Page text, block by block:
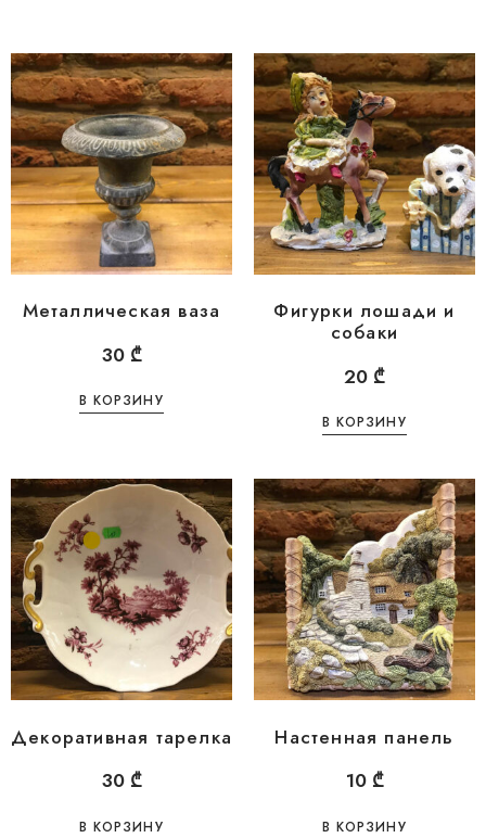
Металлическая ваза
30 ₾
В КОРЗИНУ
Фигурки лошади и
собаки
20 ₾
В КОРЗИНУ
Декоративная тарелка
30 ₾
В КОРЗИНУ
Настенная панель
10 ₾
В КОРЗИНУ